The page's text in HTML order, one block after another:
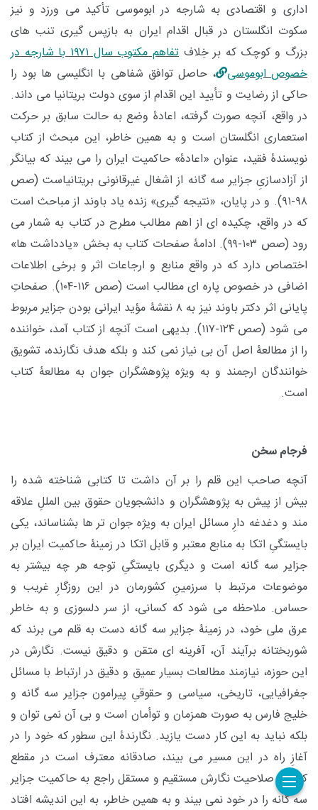
اداری و اقتصادی به شارجه در ابوموسی تأکید می ورزد و نیز
سکوت انگلستان در قبال اقدام ایران به بازپس گیری تنب های
بزرگ و کوچک که بر خِلاف
تفاهم مکتوب سال ۱۹۷۱ با شارجه در
خصوص ابوموسی ، حاصل توافق شفاهی با انگلیسی ها بود را
حاکی از رضایت و تأیید این اقدام از سوی دولت بریتانیا می داند.
در واقع، آنچه صورت گرفته، اعادۀ وضع به حالت سابق بر حرکت
استعماری انگلستان است و به همین خاطر، این مبحث از کتاب
نویسندۀ فقید، عنوان «اعادۀ» حاکمیت ایران را می بیند که بیانگر
از آزادسازیِ جزایر سه گانه از اشغال غیرقانونی بریتانیاست (صص
۹۸-۹۱). و در پایان، «نتیجه گیری» زنده یاد باوند از مباحث است
که در واقع، چکیده ای از اهم مطالب مطرح در کتاب به شمار می
رود (صص ۱۰۳-۹۹). ادامۀ صفحات کتاب به بخش «یادداشت ها»
اختصاص دارد که در واقع منابع و ارجاعات اثر و برخی اطلاعات
اضافی در خصوص پاره ای مطالب است (صص ۱۱۶-۱۰۴). صفحاتِ
پایانی اثر دکتر باوند نیز به ۸ نقشۀ مؤید ایرانی بودن جزایر مربوط
می شود (صص ۱۲۴-۱۱۷). بدیهی است آنچه از کتاب آمد، خواننده
را از مطالعۀ اصل آن بی نیاز نمی کند و بلکه هدف نگارنده، تشویق
خوانندگان ارجمند و به ویژه پژوهشگران جوان به مطالعۀ کتاب
است.
فرجام سخن
آنچه صاحب این قلم را بر آن داشت تا کتابی شناخته شده را
بیش از پیش به پژوهشگران و دانشجویان حقوق بین المللِ علاقه
مند و دغدغه دارِ مسائل ایران به ویژه جوان تر ها بشناساند، یکی
بایستگیِ اتکا به منابع معتبر و قابل اتکا در زمینۀ حاکمیت ایران بر
جزایر سه گانه است و دیگری بایستگیِ توجه هر چه بیشتر به
موضوعات مرتبط با سرزمینِ کشورمان در این روزگارِ غریب و
حساس. ملاحظه می شود که کسانی، از سر دلسوزی و به خاطر
عرق ملی خود، در زمینۀ جزایر سه گانه دست به قلم می برند که
شوربختانه برآیند آن، آفرینه ای متقن و دقیق نیست. نگارش در
این حوزه، نیازمند مطالعات بسیار عمیق و دقیق در ارتباط با مسائل
جغرافیایی، تاریخی، سیاسی و حقوقیِ پیرامون جزایر سه گانه و
خلیج فارس به صورت همزمان و توأمان است و بی آن نمی توان و
بلکه نباید به این کار دست یازید. نگارندۀ این سطور که خود را در
آغازِ راه در این مسیر می بیند، صادقانه معترف است در مقطع
کنونی، صلاحیت نگارش مستقیم و مستقل راجع به حاکمیت جزایر
سه گانه را در خود نمی بیند و به همین خاطر، به این اندیشه افتاد